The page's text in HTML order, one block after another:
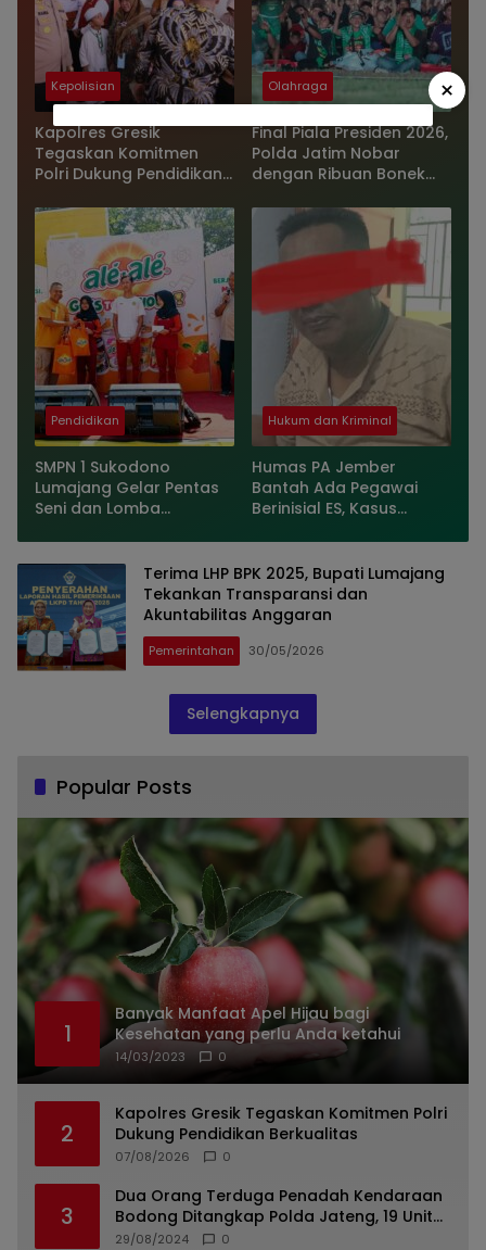
Kepolisian
Kapolres Gresik
Tegaskan Komitmen
Polri Dukung Pendidikan
Olahraga
Final Piala Presiden 2026,
Polda Jatim Nobar
dengan Ribuan Bonek
Pendidikan
SMPN 1 Sukodono
Lumajang Gelar Pentas
Seni dan Lomba
Semangat Kemerdekaan
Hukum dan Kriminal
Humas PA Jember
Bantah Ada Pegawai
Berinisial ES, Kasus
Mencuat
Terima LHP BPK 2025, Bupati Lumajang
Tekankan Transparansi dan
Akuntabilitas Anggaran
Pemerintahan 30/05/2026
Selengkapnya
Popular Posts
1
Banyak Manfaat Apel Hijau bagi
Kesehatan yang perlu Anda ketahui
14/03/2023 0
2
Kapolres Gresik Tegaskan Komitmen Polri
Dukung Pendidikan Berkualitas
07/08/2026 0
3
Dua Orang Terduga Penadah Kendaraan
Bodong Ditangkap Polda Jateng, 19 Unit
Roda Empat Diamankan
29/08/2024 0
×